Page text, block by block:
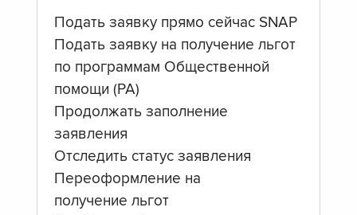
Подать заявку прямо сейчас SNAP
Подать заявку на получение льгот
по программам Общественной
помощи (PA)
Продолжать заполнение
заявления
Отследить статус заявления
Переоформление на
получение льгот